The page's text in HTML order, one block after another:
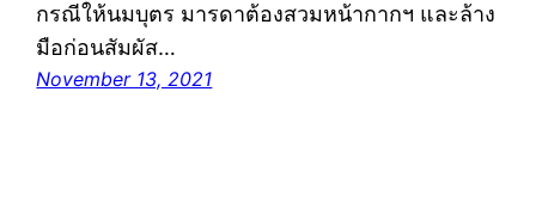
กรณีให้นมบุตร มารดาต้องสวมหน้ากากฯ และล้าง
มือก่อนสัมผัส…
November 13, 2021